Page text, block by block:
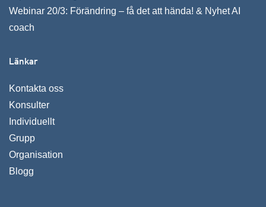
Webinar 20/3: Förändring – få det att hända! & Nyhet AI
coach
Länkar
Kontakta oss
Konsulter
Individuellt
Grupp
Organisation
Blogg